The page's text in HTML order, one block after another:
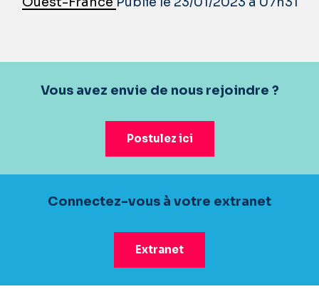
Vous avez envie de nous rejoindre ?
Postulez ici
Connectez-vous à votre extranet
Extranet